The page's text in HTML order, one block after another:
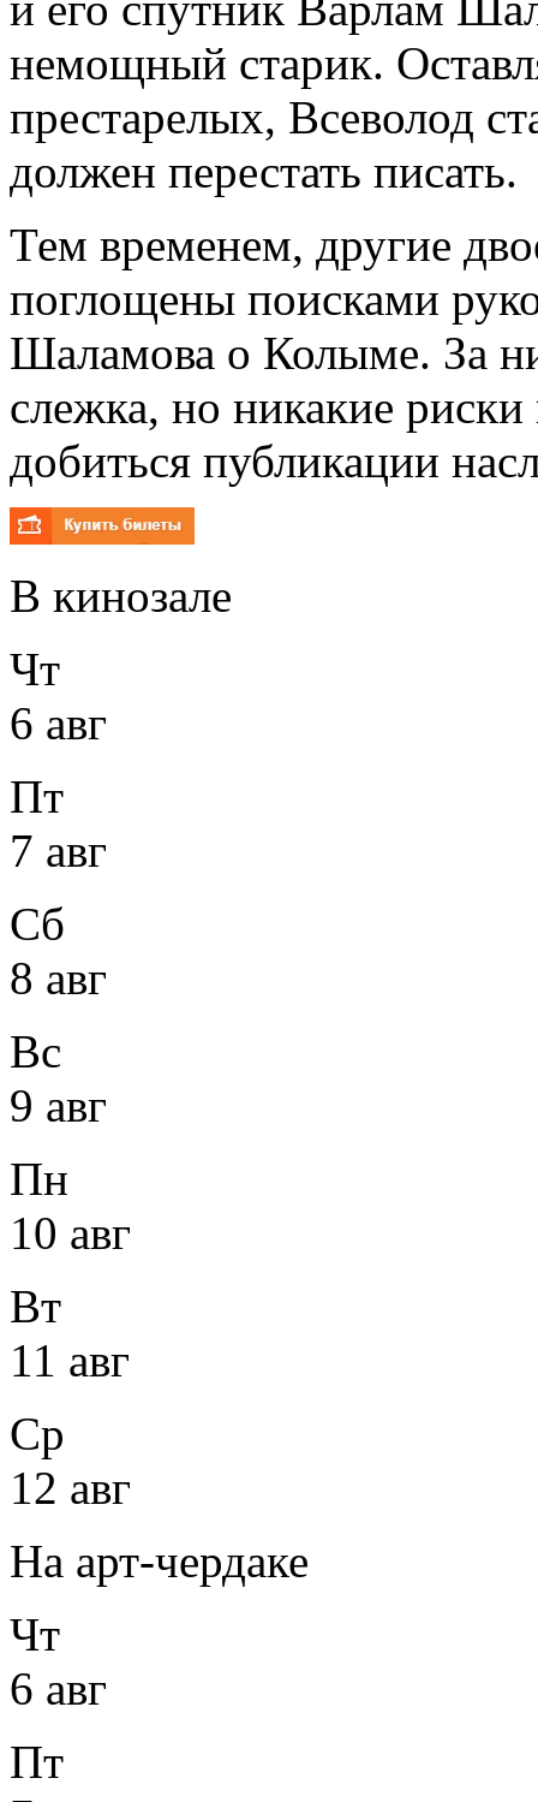
немощный старик.
престарелых, Всеволод
должен перестать писать.
Тем временем, другие
поглощены поисками
Шаламова о Колыме. За
слежка, но никакие риски
добиться публикации
В кинозале
Чт
6 авг
Пт
7 авг
Сб
8 авг
Вс
9 авг
Пн
10 авг
Вт
11 авг
Ср
12 авг
На арт-чердаке
Чт
6 авг
Пт